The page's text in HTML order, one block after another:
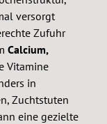
versorgt
Zufuhr
Calcium,
Vitamine
in
Zuchtstuten
eine gezielte